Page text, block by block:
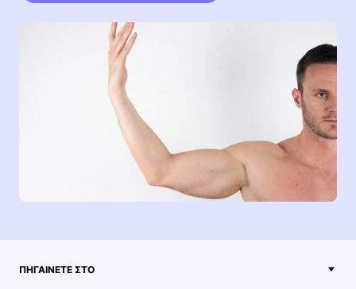
ΠΗΓΑΊΝΕΤΕ ΣΤΟ